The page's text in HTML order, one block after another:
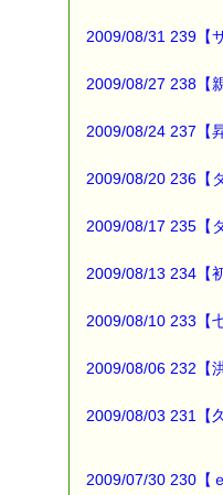
一時在庫切れを起
発送が遅れた皆様
大変ご迷惑をおか
大変ご好評でした
3/20までの予定で
今度は
*****@pass-
■メルマガ読者
ｅクーポン：****-
2009/08/31 239【
2009/08/27 238【
2009/08/24 237【
2009/08/20 236【
2009/08/17 235【
2009/08/13 234【
2009/08/10 233【
2009/08/06 232【
2009/08/03 231【
2009/07/30 230【